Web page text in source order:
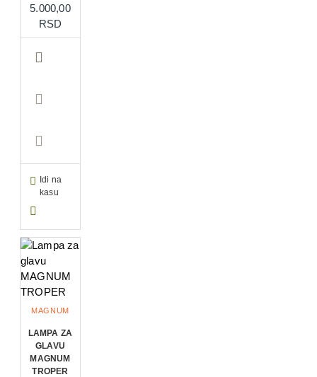
5.000,00
RSD
Idi na
kasu
MAGNUM
LAMPA ZA
GLAVU
MAGNUM
TROPER